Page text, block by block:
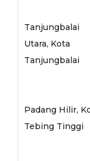
Tanjungbalai
Utara, Kota
Tanjungbalai
Padang Hilir,
Tebing Tinggi